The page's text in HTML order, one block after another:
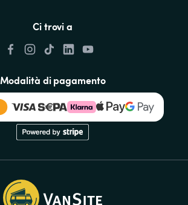
Ci trovi a
Modalità di pagamento